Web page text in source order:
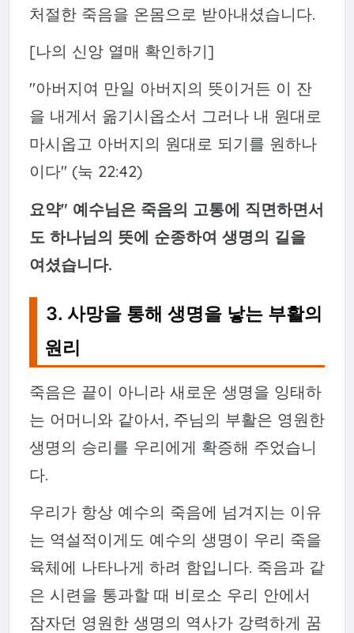
처절한 죽음을 온몸으로 받아내셨습니다.
[나의 신앙 열매 확인하기]
"아버지여 만일 아버지의 뜻이거든 이 잔
을 내게서 옮기시옵소서 그러나 내 원대로
마시옵고 아버지의 원대로 되기를 원하나
이다" (눅 22:42)
요약" 예수님은 죽음의 고통에 직면하면서
도 하나님의 뜻에 순종하여 생명의 길을
여셨습니다.
3. 사망을 통해 생명을 낳는 부활의
원리
죽음은 끝이 아니라 새로운 생명을 잉태하
는 어머니와 같아서, 주님의 부활은 영원한
생명의 승리를 우리에게 확증해 주었습니
다.
우리가 항상 예수의 죽음에 넘겨지는 이유
는 역설적이게도 예수의 생명이 우리 죽을
육체에 나타나게 하려 함입니다. 죽음과 같
은 시련을 통과할 때 비로소 우리 안에서
잠자던 영원한 생명의 역사가 강력하게 꿈